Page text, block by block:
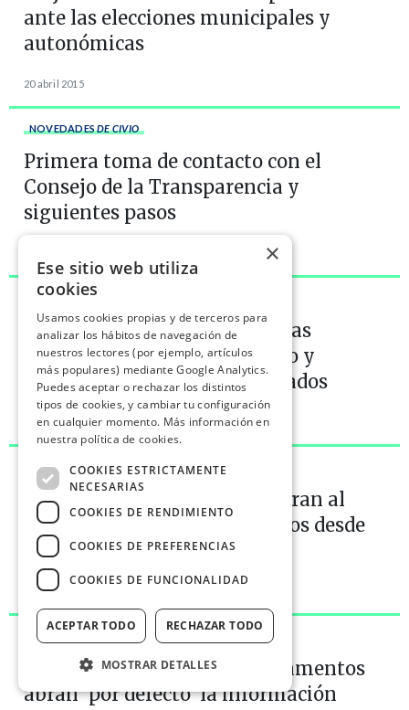
ante las elecciones municipales y
autonómicas
20 abril 2015
NOVEDADES DE CIVIO
Primera toma de contacto con el
Consejo de la Transparencia y
siguientes pasos
NOVEDADESDE CIVIO
Cuatro partidos publican ya las
agendas completas de trabajo y
reuniones de todos sus diputados
12 febrero 2015
NOVEDADESDE CIVIO
Al fin sabemos quiénes asesoran al
Gobierno, como reclamábamos desde
2013
2 febrero 2015
NOVEDADES
Es hora de que todos los Parlamentos
abran ‘por defecto’ la información
×
Ese sitio web utiliza
cookies
Usamos cookies propias y de terceros para
analizar los hábitos de navegación de
nuestros lectores (por ejemplo, artículos
más populares) mediante Google Analytics.
Puedes aceptar o rechazar los distintos
tipos de cookies, y cambiar tu configuración
en cualquier momento. Más información en
nuestra política de cookies.
COOKIES ESTRICTAMENTE
NECESARIAS
COOKIES DE RENDIMIENTO
COOKIES DE PREFERENCIAS
COOKIES DE FUNCIONALIDAD
ACEPTAR TODO RECHAZAR TODO
MOSTRAR DETALLES